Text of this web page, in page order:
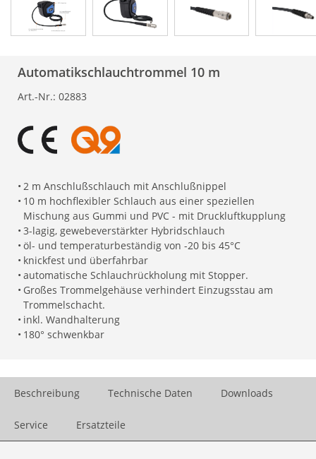
Automatikschlauchtrommel 10 m
Art.-Nr.: 02883
• 2 m Anschlußschlauch mit Anschlußnippel
• 10 m hochflexibler Schlauch aus einer speziellen
Mischung aus Gummi und PVC - mit Druckluftkupplung
• 3-lagig, gewebeverstärkter Hybridschlauch
• öl- und temperaturbeständig von -20 bis 45°C
• knickfest und überfahrbar
• automatische Schlauchrückholung mit Stopper.
• Großes Trommelgehäuse verhindert Einzugsstau am
Trommelschacht.
• inkl. Wandhalterung
• 180° schwenkbar
Beschreibung Technische Daten Downloads
Service Ersatzteile